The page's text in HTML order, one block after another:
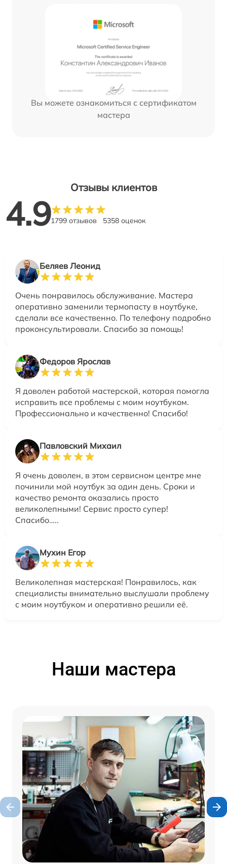
Вы можете ознакомиться с сертификатом
мастера
Отзывы клиентов
4.91799 отзывов 5358 оценок
Беляев Леонид
Очень понравилось обслуживание. Мастера
оперативно заменили термопасту в ноутбуке,
сделали все качественно. По телефону подробно
проконсультировали. Спасибо за помощь!
Федоров Ярослав
Я доволен работой мастерской, которая помогла
исправить все проблемы с моим ноутбуком.
Профессионально и качественно! Спасибо!
Павловский Михаил
Я очень доволен, в этом сервисном центре мне
починили мой ноутбук за один день. Сроки и
качество ремонта оказались просто
великолепными! Сервис просто супер!
Спасибо…..
Мухин Егор
Великолепная мастерская! Понравилось, как
специалисты внимательно выслушали проблему
с моим ноутбуком и оперативно решили её.
Наши мастера